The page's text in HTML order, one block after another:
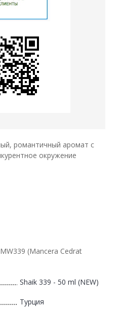
романтичный аромат с
окружение
(Mancera Cedrat
Shaik 339 - 50 ml (NEW)
Турция